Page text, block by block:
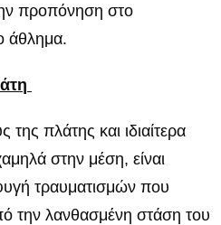
προπόνηση στο
άθλημα.
της πλάτης και ιδιαίτερα
στην μέση, είναι
τραυματισμών που
την λανθασμένη στάση του